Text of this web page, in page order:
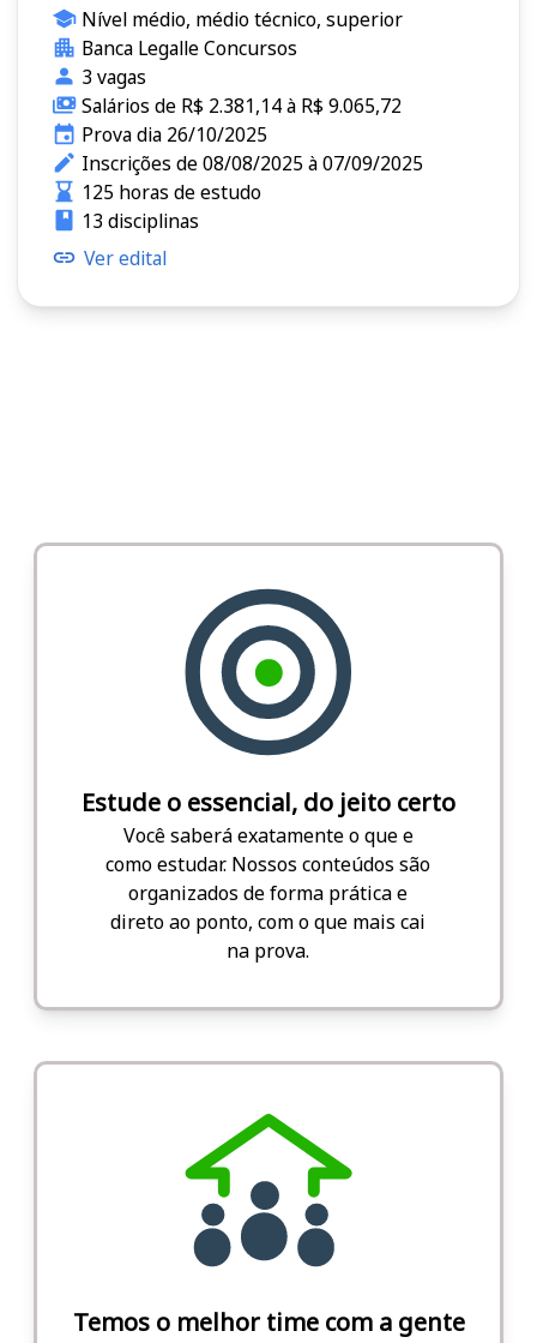
Nível médio, médio técnico, superior
Banca Legalle Concursos
3 vagas
Salários de R$ 2.381,14 à R$ 9.065,72
Prova dia 26/10/2025
Inscrições de 08/08/2025 à 07/09/2025
125 horas de estudo
13 disciplinas
Ver edital
Estude o essencial, do jeito certo
Você saberá exatamente o que e
como estudar. Nossos conteúdos são
organizados de forma prática e
direto ao ponto, com o que mais cai
na prova.
Temos o melhor time com a gente